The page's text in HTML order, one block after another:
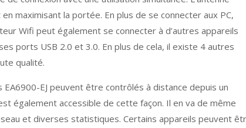
maximisant la portée. En plus de se connecter aux PC,
Wifi peut également se connecter à d’autres appareils
ports USB 2.0 et 3.0. En plus de cela, il existe 4 autres
qualité.
EJ peuvent être contrôlés à distance depuis un
également accessible de cette façon.​​​ Il en va de même
et diverses statistiques. Certains appareils peuvent